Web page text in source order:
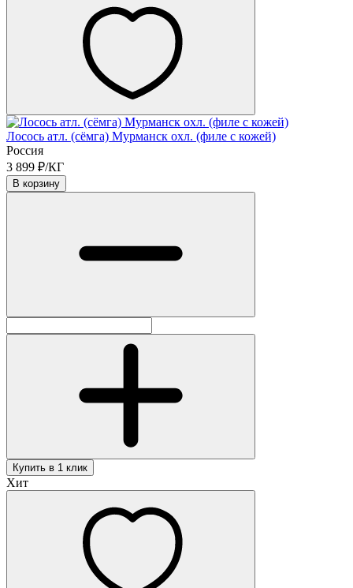
Лосось атл. (сёмга) Мурманск охл. (филе с кожей)
Россия
3 899 ₽/КГ
В корзину
Купить в 1 клик
Хит